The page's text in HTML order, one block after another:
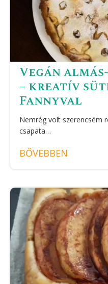
Vegán
– kreatív
Fannyval
Nemrég volt szerencsém
csapata…
BŐVEBBEN